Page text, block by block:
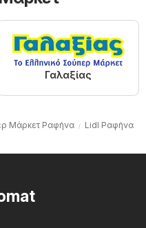
Γαλαξίας
Μάρκετ Ραφήνα Lidl Ραφήνα